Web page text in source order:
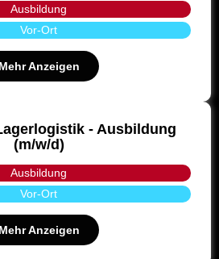
Ausbildung
Vor-Ort
Mehr Anzeigen
- Ausbildung
(m/w/d)
Ausbildung
Vor-Ort
Mehr Anzeigen